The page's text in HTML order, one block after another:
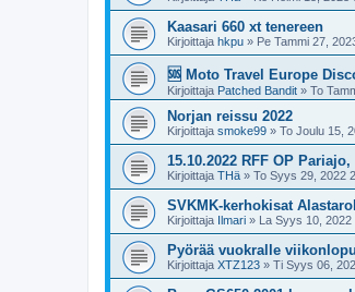
Kaasari 660 xt tenereen
Kirjoittaja hkpu » Pe Tammi 27,
🆘 Moto Travel Europe
Kirjoittaja Patched Bandit » To
Norjan reissu 2022
Kirjoittaja smoke99 » To Joulu 15,
15.10.2022 RFF OP
Kirjoittaja THä » To Syys 29, 2022
SVKMK-kerhokisat
Kirjoittaja Ilmari » La Syys 10, 2022
Pyörää vuokralle
Kirjoittaja XTZ123 » Ti Syys 06,